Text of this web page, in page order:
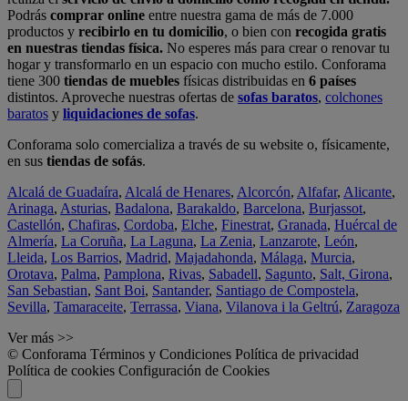
Podrás comprar online entre nuestra gama de más de 7.000
productos y recibirlo en tu domicilio, o bien con recogida gratis
en nuestras tiendas física. No esperes más para crear o renovar tu
hogar y transformarlo en un espacio con mucho estilo. Conforama
tiene 300 tiendas de muebles físicas distribuidas en 6 países
distintos. Aproveche nuestras ofertas de sofas baratos, colchones
baratos y liquidaciones de sofas.
Conforama solo comercializa a través de su website o, físicamente,
en sus tiendas de sofás.
Alcalá de Guadaíra, Alcalá de Henares, Alcorcón, Alfafar, Alicante,
Arinaga, Asturias, Badalona, Barakaldo, Barcelona, Burjassot,
Castellón, Chafiras, Cordoba, Elche, Finestrat, Granada, Huércal de
Almería, La Coruña, La Laguna, La Zenia, Lanzarote, León,
Lleida, Los Barrios, Madrid, Majadahonda, Málaga, Murcia,
Orotava, Palma, Pamplona, Rivas, Sabadell, Sagunto, Salt, Girona,
San Sebastian, Sant Boi, Santander, Santiago de Compostela,
Sevilla, Tamaraceite, Terrassa, Viana, Vilanova i la Geltrú, Zaragoza
Ver más >>
© Conforama Términos y Condiciones Política de privacidad
Política de cookies Configuración de Cookies